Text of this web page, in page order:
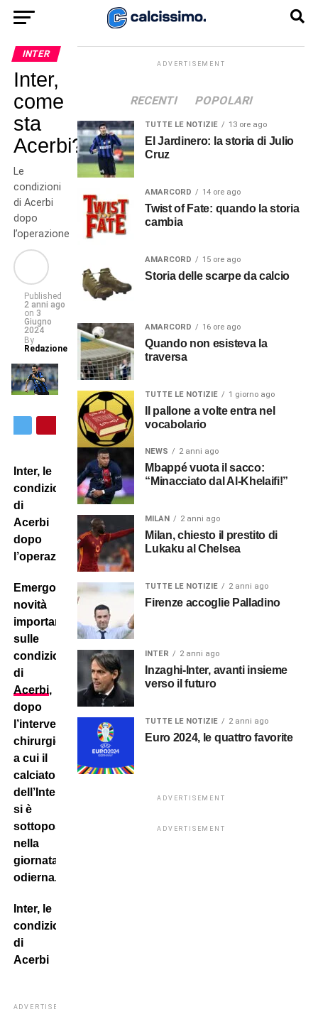
INTER
Inter,
come
sta
Acerbi?
Le
condizioni
di Acerbi
dopo
l’operazione
Published
2 anni ago
on 3
Giugno
2024
By
Redazione
Inter, le
condizioni
di
Acerbi
dopo
l’operazione
Emergono
novità
importanti
sulle
condizioni
di
Acerbi,
dopo
l’intervento
chirurgico
a cui il
calciatore
dell’Inter
si è
sottoposto
nella
giornata
odierna.
Inter, le
condizioni
di
Acerbi
ADVERTISEMENT
ADVERTISEMENT
RECENTI POPOLARI
TUTTE LE NOTIZIE 13 ore ago
El Jardinero: la storia di Julio
Cruz
AMARCORD 14 ore ago
Twist of Fate: quando la storia
cambia
AMARCORD 15 ore ago
Storia delle scarpe da calcio
AMARCORD 16 ore ago
Quando non esisteva la
traversa
TUTTE LE NOTIZIE 1 giorno ago
Il pallone a volte entra nel
vocabolario
NEWS 2 anni ago
Mbappé vuota il sacco:
“Minacciato dal Al-Khelaifi!”
MILAN 2 anni ago
Milan, chiesto il prestito di
Lukaku al Chelsea
TUTTE LE NOTIZIE 2 anni ago
Firenze accoglie Palladino
INTER 2 anni ago
Inzaghi-Inter, avanti insieme
verso il futuro
TUTTE LE NOTIZIE 2 anni ago
Euro 2024, le quattro favorite
ADVERTISEMENT
ADVERTISEMENT